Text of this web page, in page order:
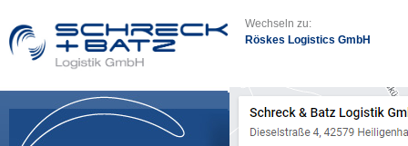
Wechseln zu:
Röskes Logistics GmbH